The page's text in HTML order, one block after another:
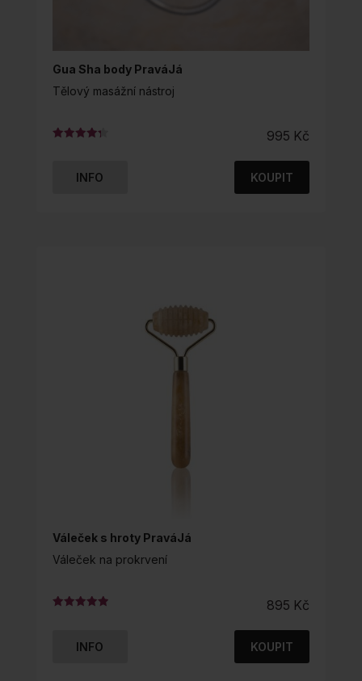
Gua Sha body PraváJá
Tělový masážní nástroj
995 Kč
INFO KOUPIT
Váleček s hroty PraváJá
Váleček na prokrvení
895 Kč
INFO KOUPIT